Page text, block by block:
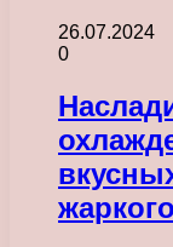
26.07.2024
0